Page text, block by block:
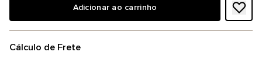
Adicionar ao carrinho
Cálculo de Frete